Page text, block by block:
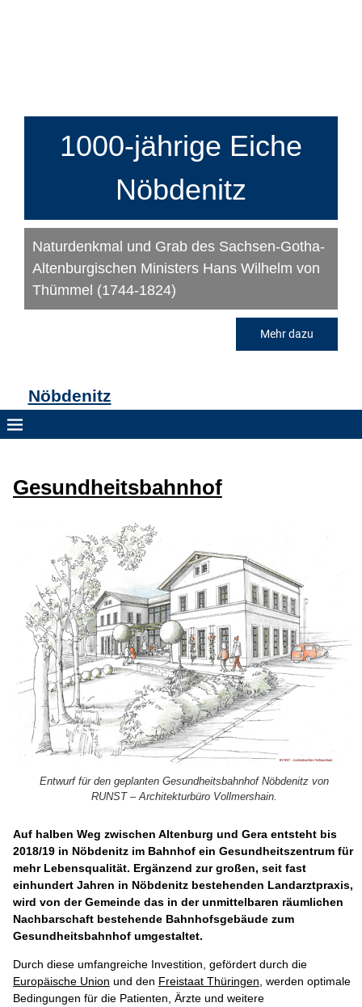
1000-jährige Eiche
Nöbdenitz
Naturdenkmal und Grab des Sachsen-Gotha-
Altenburgischen Ministers Hans Wilhelm von
Thümmel (1744-1824)
Mehr dazu
Nöbdenitz
Gesundheitsbahnhof
Entwurf für den geplanten Gesundheitsbahnhof Nöbdenitz von
RUNST – Architekturbüro Vollmershain.
Auf halben Weg zwischen Altenburg und Gera entsteht bis
2018/19 in Nöbdenitz im Bahnhof ein Gesundheitszentrum für
mehr Lebensqualität. Ergänzend zur großen, seit fast
einhundert Jahren in Nöbdenitz bestehenden Landarztpraxis,
wird von der Gemeinde das in der unmittelbaren räumlichen
Nachbarschaft bestehende Bahnhofsgebäude zum
Gesundheitsbahnhof umgestaltet.
Durch diese umfangreiche Investition, gefördert durch die
Europäische Union und den Freistaat Thüringen, werden optimale
Bedingungen für die Patienten, Ärzte und weitere